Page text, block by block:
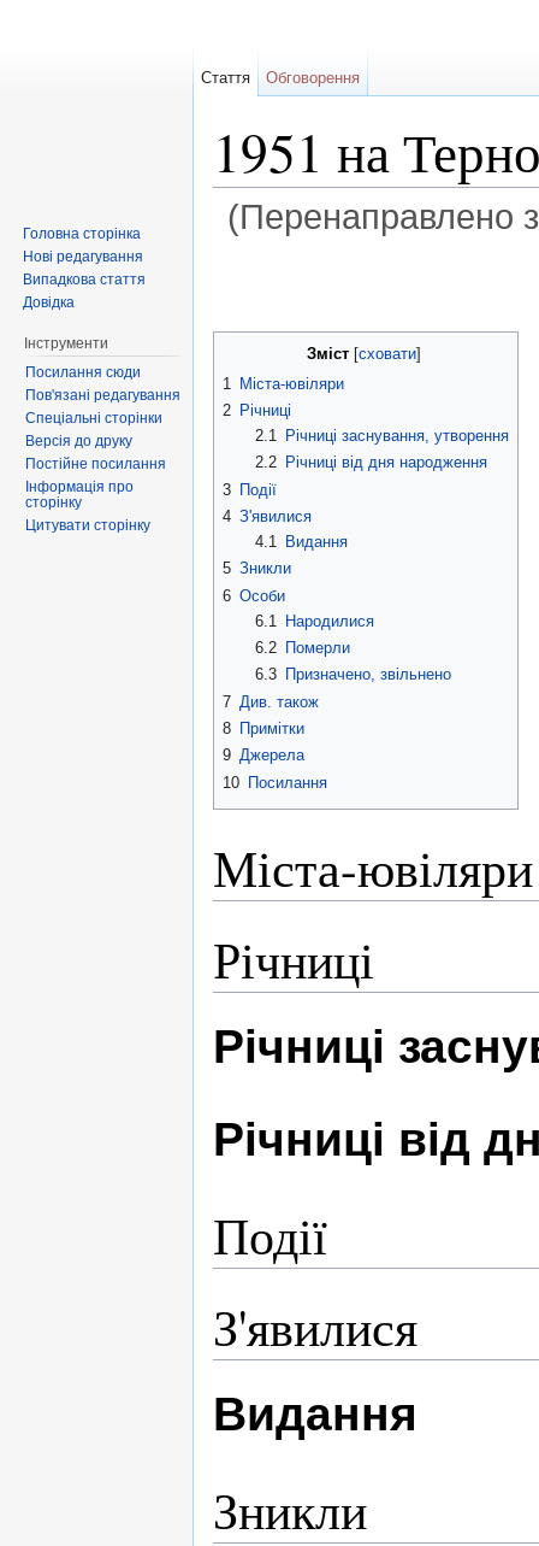
1951 на
(Перенаправлено
Зміст[сховати]
1
Міста-ювіляри
2 Річниці
2.1
Річниці заснування, утворення
2.2
Річниці від дня народження
3 Події
4 З'явилися
4.1
Видання
5 Зникли
6 Особи
6.1
Народилися
6.2
Померли
6.3
Призначено, звільнено
7 Див. також
8 Примітки
9 Джерела
10 Посилання
Міста-ювіляри
Річниці
Річниці
Річниці від
Події
З'явилися
Видання
Зникли
Стаття Обговорення
Головна сторінка
Нові редагування
Випадкова стаття
Довідка
Інструменти
Посилання сюди
Пов'язані редагування
Спеціальні сторінки
Версія до друку
Постійне посилання
Інформація про
сторінку
Цитувати сторінку